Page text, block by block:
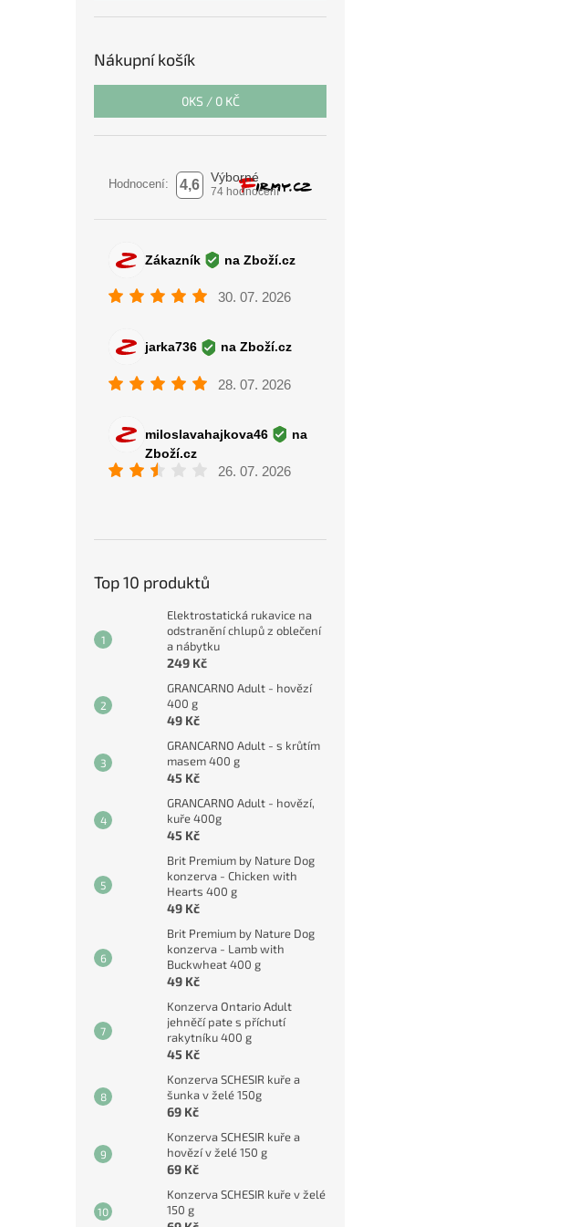
Nákupní košík
0KS / 0 KČ
Top 10 produktů
Elektrostatická rukavice na
odstranění chlupů z oblečení
a nábytku
249 Kč
GRANCARNO Adult - hovězí
400 g
49 Kč
GRANCARNO Adult - s krůtím
masem 400 g
45 Kč
GRANCARNO Adult - hovězí,
kuře 400g
45 Kč
Brit Premium by Nature Dog
konzerva - Chicken with
Hearts 400 g
49 Kč
Brit Premium by Nature Dog
konzerva - Lamb with
Buckwheat 400 g
49 Kč
Konzerva Ontario Adult
jehněčí pate s příchutí
rakytníku 400 g
45 Kč
Konzerva SCHESIR kuře a
šunka v želé 150g
69 Kč
Konzerva SCHESIR kuře a
hovězí v želé 150 g
69 Kč
Konzerva SCHESIR kuře v želé
150 g